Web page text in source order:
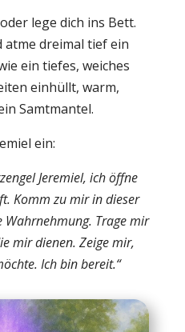
lege dich ins Bett.
atme dreimal tief ein
ein tiefes, weiches
einhüllt, warm,
Samtmantel.
ein:
Jeremiel, ich öffne
Komm zu mir in dieser
Trage mir
mir dienen. Zeige mir,
Ich bin bereit.“